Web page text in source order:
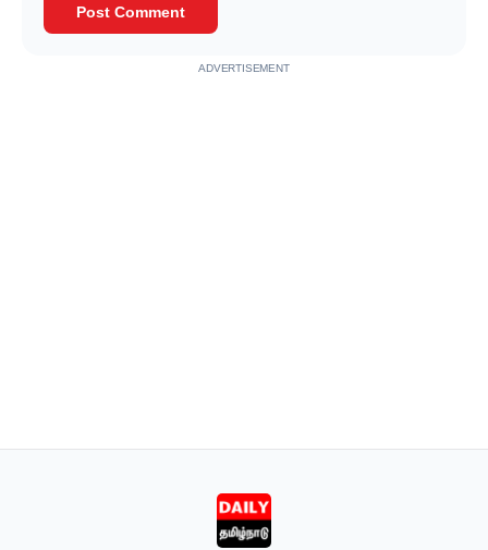
Post Comment
ADVERTISEMENT